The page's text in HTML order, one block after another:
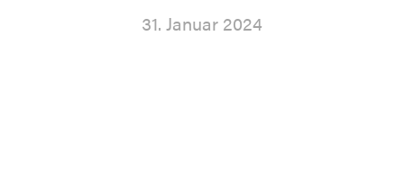
31. Januar 2024